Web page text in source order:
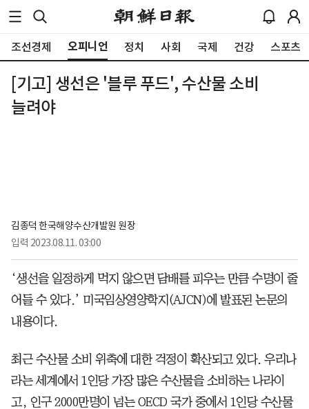
조선경제 오피니언 정치 사회 국제 건강 스포츠
[기고] 생선은 '블루 푸드', 수산물 소비
늘려야
김종덕 한국해양수산개발원 원장
입력 2023.08.11. 03:00
‘생선을 일정하게 먹지 않으면 담배를 피우는 만큼 수명이 줄
어들 수 있다.’ 미국임상영양학지(AJCN)에 발표된 논문의
내용이다.
최근 수산물 소비 위축에 대한 걱정이 확산되고 있다. 우리나
라는 세계에서 1인당 가장 많은 수산물을 소비하는 나라이
고, 인구 2000만명이 넘는 OECD 국가 중에서 1인당 수산물